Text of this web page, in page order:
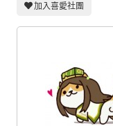
會員功能選單
註冊會員
登入
加入喜愛社團